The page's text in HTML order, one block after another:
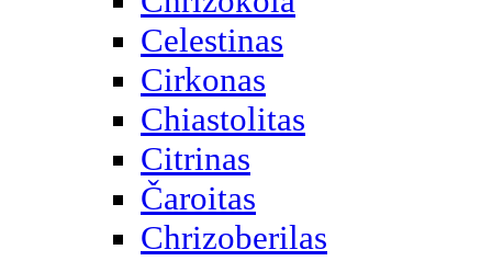
Celestinas
Cirkonas
Chiastolitas
Citrinas
Čaroitas
Chrizoberilas